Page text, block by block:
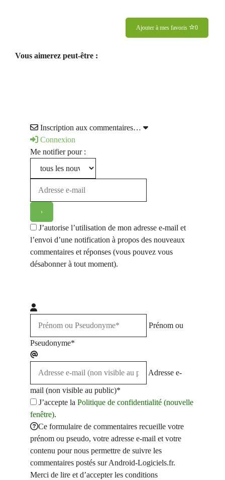
Ajouter à mes favoris 0
Vous aimerez peut-être :
Inscription aux commentaires…
Connexion
Me notifier pour :
J’autorise l’utilisation de mon adresse e-mail et
l’envoi d’une notification à propos des nouveaux
commentaires et réponses (vous pouvez vous
désabonner à tout moment).
Prénom ou
Pseudonyme*
Adresse e-
mail (non visible au public)*
J’accepte la Politique de confidentialité (nouvelle
fenêtre).
Ce formulaire de commentaires recueille votre
prénom ou pseudo, votre adresse e-mail et votre
contenu pour nous permettre de suivre les
commentaires postés sur Android-Logiciels.fr.
Merci de lire et d’accepter les conditions